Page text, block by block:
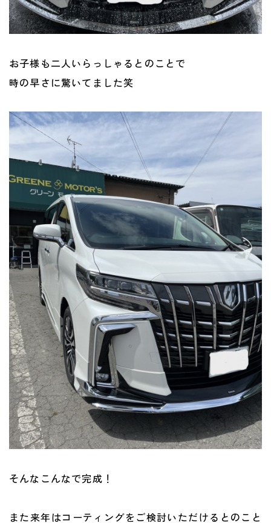
お子様も二人いらっしゃるとのことで
時の早さに驚いてました笑
そんなこんなで完成！
また来年はコーティングをご検討いただけるとのこと